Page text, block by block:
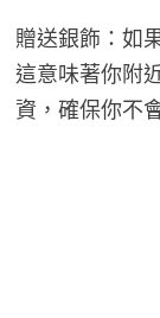
贈送銀飾：如
這意味著你附
資，確保你不